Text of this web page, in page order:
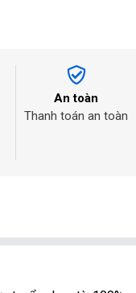
An toàn
Thanh toán an toàn